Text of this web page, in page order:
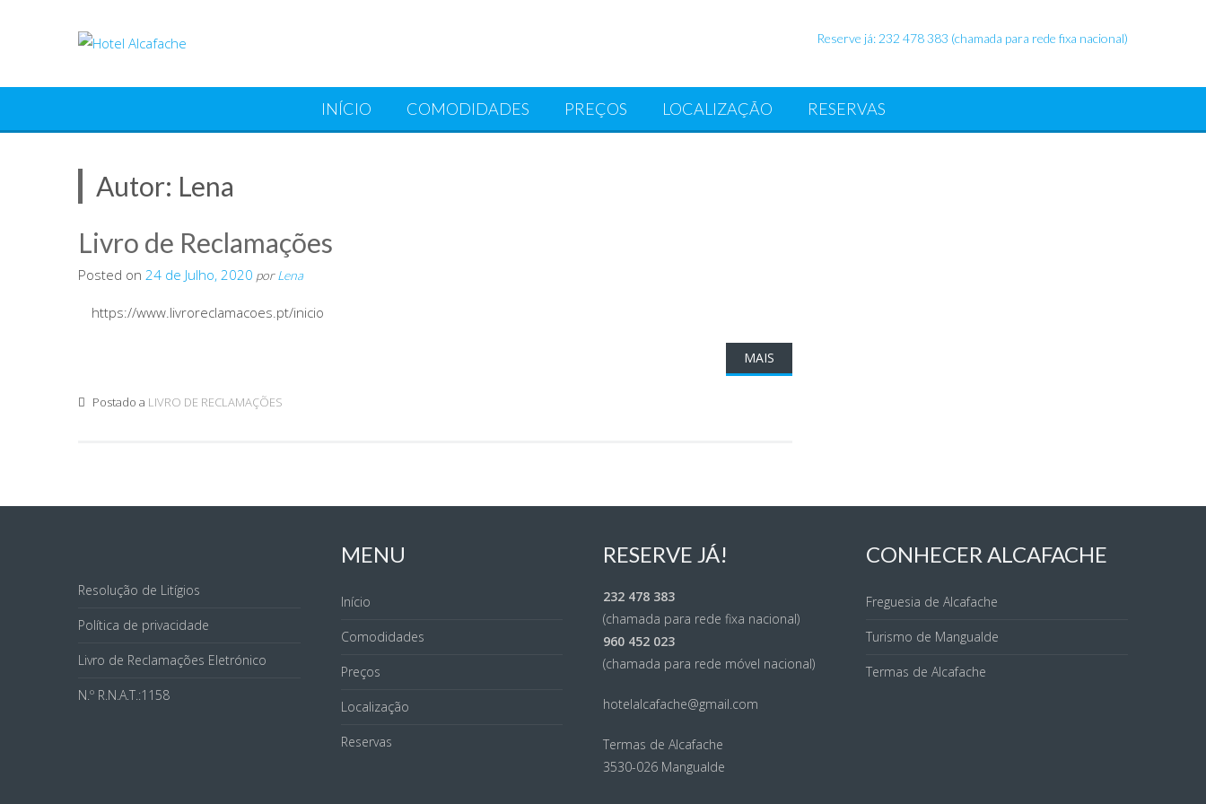
Reserve já: 232 478 383 (chamada para rede fixa nacional)
INÍCIO COMODIDADES PREÇOS LOCALIZAÇÃO RESERVAS
Autor: Lena
Livro de Reclamações
Posted on 24 de Julho, 2020 porLena
https://www.livroreclamacoes.pt/inicio
MAIS
Postado a LIVRO DE RECLAMAÇÕES
Resolução de Litígios
Política de privacidade
Livro de Reclamações Eletrónico
N.º R.N.A.T.:1158
MENU
Início
Comodidades
Preços
Localização
Reservas
RESERVE JÁ!
232 478 383
(chamada para rede fixa nacional)
960 452 023
(chamada para rede móvel nacional)
hotelalcafache@gmail.com
Termas de Alcafache
3530-026 Mangualde
CONHECER ALCAFACHE
Freguesia de Alcafache
Turismo de Mangualde
Termas de Alcafache